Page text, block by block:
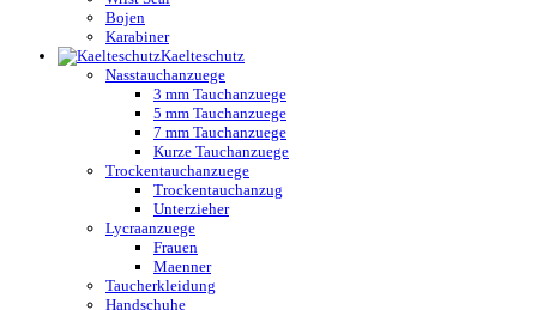
Bojen
Karabiner
Kaelteschutz
Nasstauchanzuege
3 mm Tauchanzuege
5 mm Tauchanzuege
7 mm Tauchanzuege
Kurze Tauchanzuege
Trockentauchanzuege
Trockentauchanzug
Unterzieher
Lycraanzuege
Frauen
Maenner
Taucherkleidung
Handschuhe